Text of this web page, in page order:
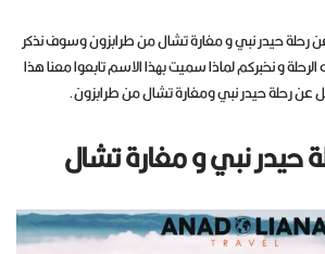
رحلة حيدر نبي و مغارة تشال من طرابزون وسوف نذكر
و نخبركم لماذا سميت بهذا الاسم تابعوا معنا هذا
عن رحلة حيدر نبي ومغارة تشال من طرابزون.
حيدر نبي و مغارة تشال